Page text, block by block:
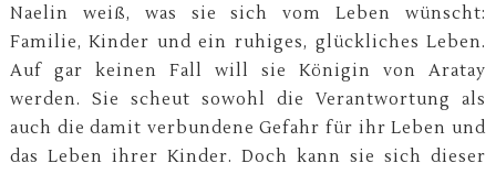
Naelin weiß, was sie sich vom Leben wünscht:
Familie, Kinder und ein ruhiges, glückliches Leben.
Auf gar keinen Fall will sie Königin von Aratay
werden. Sie scheut sowohl die Verantwortung als
auch die damit verbundene Gefahr für ihr Leben und
das Leben ihrer Kinder. Doch kann sie sich dieser